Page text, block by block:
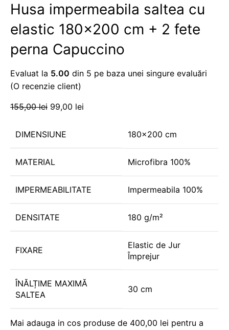
Husa impermeabila saltea cu
elastic 180×200 cm + 2 fete
perna Capuccino
Evaluat la 5.00 din 5 pe baza unei singure evaluări
(O recenzie client)
155,00lei 99,00 lei
DIMENSIUNE 180×200 cm
MATERIAL Microfibra 100%
IMPERMEABILITATE Impermeabila 100%
DENSITATE 180 g/m²
FIXARE
Elastic de Jur
Împrejur
ÎNĂLȚIME MAXIMĂ
SALTEA
30 cm
Mai adauga in cos produse de 400,00 lei pentru a